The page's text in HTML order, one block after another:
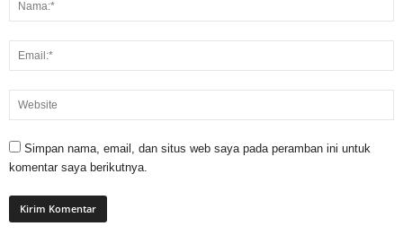
Simpan nama, email, dan situs web saya pada peramban ini untuk
komentar saya berikutnya.